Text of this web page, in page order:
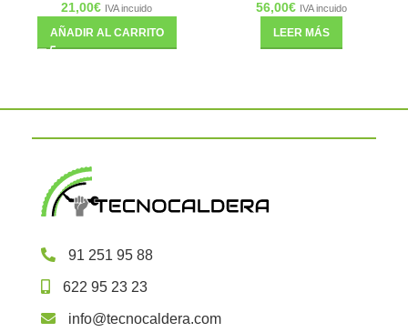
21,00€ IVA incuido
AÑADIR AL CARRITO
56,00€ IVA incuido
LEER MÁS
91 251 95 88
622 95 23 23
info@tecnocaldera.com